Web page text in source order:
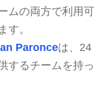
ムの両方で利用可
す。
Paronceは、24
するチームを持っ